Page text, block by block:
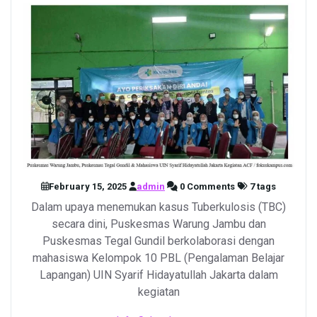
February 15, 2025 admin 0 Comments 7 tags
Dalam upaya menemukan kasus Tuberkulosis (TBC)
secara dini, Puskesmas Warung Jambu dan
Puskesmas Tegal Gundil berkolaborasi dengan
mahasiswa Kelompok 10 PBL (Pengalaman Belajar
Lapangan) UIN Syarif Hidayatullah Jakarta dalam
kegiatan